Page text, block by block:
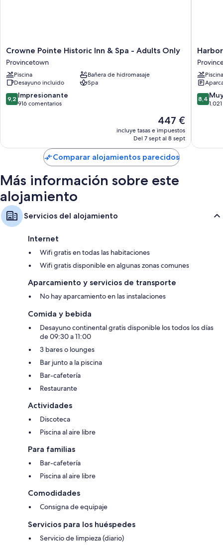
Crowne
Pointe
Historic
Inn
&
Spa
-
Crowne Pointe Historic Inn & Spa - Adults Only
Provincetown
Piscina
Bañera de hidromasaje
Desayuno incluido
Spa
9.2
sobre
9,2 Impresionante
916 comentarios
El
precio
actual
de
447 €
447 €
incluye tasas e impuestos
Del 7 sept al 8 sept
Harbor
Hotel
Piscina
8.4
sobre
8,4
Comparar alojamientos parecidos
Más información sobre este
alojamiento
Servicios del alojamiento
Internet
Wifi gratis en todas las habitaciones
Wifi gratis disponible en algunas zonas comunes
Aparcamiento y servicios de transporte
No hay aparcamiento en las instalaciones
Comida y bebida
Desayuno continental gratis disponible los todos los días
de 09:30 a 11:00
3 bares o lounges
Bar junto a la piscina
Bar-cafetería
Restaurante
Actividades
Discoteca
Piscina al aire libre
Para familias
Bar-cafetería
Piscina al aire libre
Comodidades
Consigna de equipaje
Servicios para los huéspedes
Servicio de limpieza (diario)